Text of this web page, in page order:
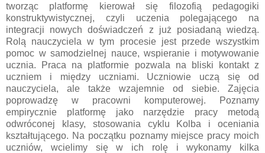
tworząc platformę kierował się filozofią pedagogiki
konstruktywistycznej, czyli uczenia polegającego na
integracji nowych doświadczeń z już posiadaną wiedzą.
Rolą nauczyciela w tym procesie jest przede wszystkim
pomoc w samodzielnej nauce, wspieranie i motywowanie
ucznia. Praca na platformie pozwala na bliski kontakt z
uczniem i między uczniami. Uczniowie uczą się od
nauczyciela, ale także wzajemnie od siebie. Zajęcia
poprowadzę w pracowni komputerowej. Poznamy
empirycznie platformę jako narzędzie pracy metodą
odwróconej klasy, stosowania cyklu Kolba i oceniania
kształtującego. Na początku poznamy miejsce pracy moich
uczniów, wcielimy się w ich rolę i wykonamy kilka